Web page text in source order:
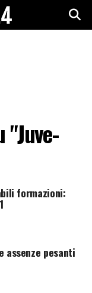
"Juve-
formazioni:
assenze pesanti